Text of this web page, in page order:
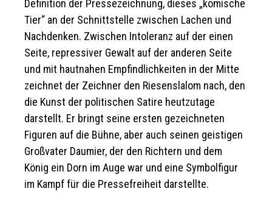
Definition der Pressezeichnung, dieses „komische
Tier“ an der Schnittstelle zwischen Lachen und
Nachdenken. Zwischen Intoleranz auf der einen
Seite, repressiver Gewalt auf der anderen Seite
und mit hautnahen Empfindlichkeiten in der Mitte
zeichnet der Zeichner den Riesenslalom nach, den
die Kunst der politischen Satire heutzutage
darstellt. Er bringt seine ersten gezeichneten
Figuren auf die Bühne, aber auch seinen geistigen
Großvater Daumier, der den Richtern und dem
König ein Dorn im Auge war und eine Symbolfigur
im Kampf für die Pressefreiheit darstellte.